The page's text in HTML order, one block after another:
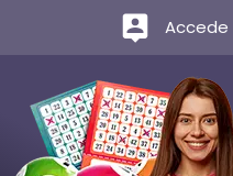
Accede